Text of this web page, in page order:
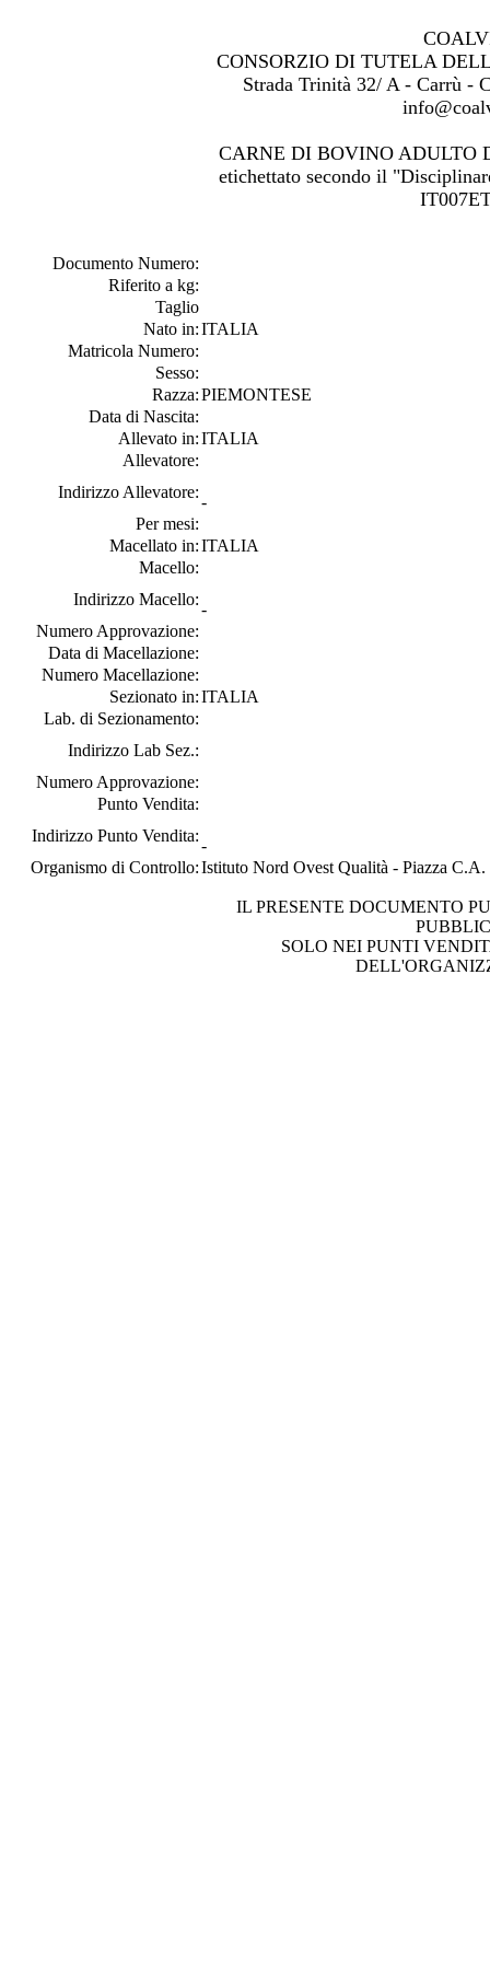
CONSORZIO DI TUTELA
Strada Trinità 32/ A - Carrù -
CARNE DI BOVINO ADULTO
etichettato secondo il
Documento Numero:
Riferito a kg:
Taglio
Nato in:ITALIA
Matricola Numero:
Sesso:
Razza:PIEMONTESE
Data di Nascita:
Allevato in:ITALIA
Allevatore:
Indirizzo Allevatore:
-
Per mesi:
Macellato in:ITALIA
Macello:
Indirizzo Macello:
-
Numero Approvazione:
Data di Macellazione:
Numero Macellazione:
Sezionato in:ITALIA
Lab. di Sezionamento:
Indirizzo Lab Sez.:
Numero Approvazione:
Punto Vendita:
Indirizzo Punto Vendita:
-
Organismo di Controllo:Istituto Nord Ovest Qualità - Piazza
IL PRESENTE DOCUMENTO
SOLO NEI PUNTI